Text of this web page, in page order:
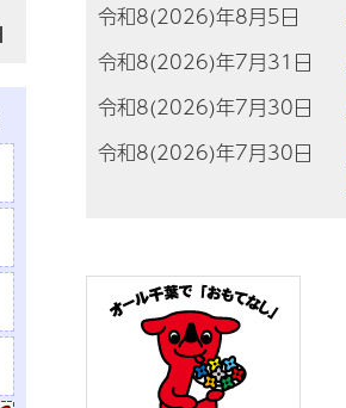
令和8(2026)年8月5日
令和8(2026)年7月31日
令和8(2026)年7月30日
令和8(2026)年7月30日